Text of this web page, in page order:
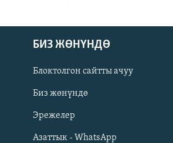
Русский
БИЗ ЖӨНҮНДӨ
Блоктолгон сайтты ачуу
Биз жөнүндө
Эрежелер
Азаттык - WhatsApp